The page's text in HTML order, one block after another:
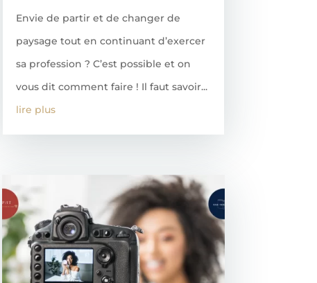
Envie de partir et de changer de
paysage tout en continuant d’exercer
sa profession ? C’est possible et on
vous dit comment faire ! Il faut savoir...
lire plus